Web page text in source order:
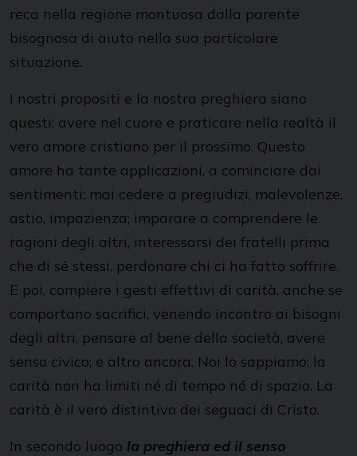
reca nella regione montuosa dalla parente
bisognosa di aiuto nella sua particolare
situazione.
I nostri propositi e la nostra preghiera siano
questi: avere nel cuore e praticare nella realtà il
vero amore cristiano per il prossimo. Questo
amore ha tante applicazioni, a cominciare dai
sentimenti: mai cedere a pregiudizi, malevolenze,
astio, impazienza; imparare a comprendere le
ragioni degli altri, interessarsi dei fratelli prima
che di sé stessi, perdonare chi ci ha fatto soffrire.
E poi, compiere i gesti effettivi di carità, anche se
comportano sacrifici, venendo incontro ai bisogni
degli altri, pensare al bene della società, avere
senso civico; e altro ancora. Noi lo sappiamo: la
carità non ha limiti né di tempo né di spazio. La
carità è il vero distintivo dei seguaci di Cristo.
In secondo luogo la preghiera ed il senso